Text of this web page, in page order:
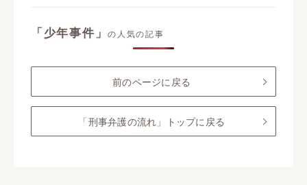
「少年事件」の人気の記事
前のページに戻る
「刑事弁護の流れ」トップに戻る